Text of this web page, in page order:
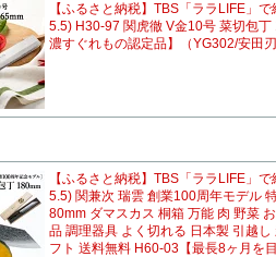
【ふるさと納税】TBS「ララLIFE」
5.5) H30-97 関虎徹 V金10号 菜切包
濃すぐれもの認定品】（YG302/安田刃
【ふるさと納税】TBS「ララLIFE」
5.5) 関兼次 瑞雲 創業100周年モデル
80mm ダマスカス 桐箱 万能 肉 野菜
品 調理器具 よく切れる 日本製 引越し
フト 送料無料 H60-03【最長8ヶ月を目